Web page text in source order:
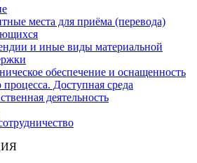
места для приёма (перевода)
и иные виды материальной
обеспечение и оснащенность
процесса. Доступная среда
деятельность